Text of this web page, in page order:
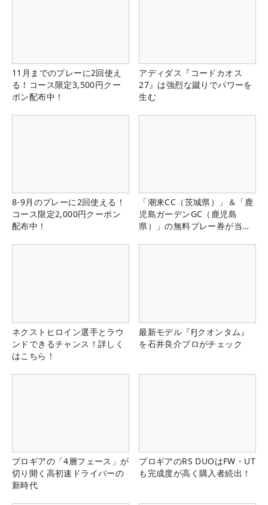
11月までのプレーに2回使え
る！コース限定3,500円クー
ポン配布中！
アディダス『コードカオス
27』は強烈な蹴りでパワーを
生む
8-9月のプレーに2回使える！
コース限定2,000円クーポン
配布中！
「潮来CC（茨城県）」＆「鹿
児島ガーデンGC（鹿児島
県）」の無料プレー券が当た
ネクストヒロイン選手とラウ
ンドできるチャンス！詳しく
はこちら！
最新モデル『FJクオンタム』
を石井良介プロがチェック
プロギアの「4層フェース」が
切り開く高初速ドライバーの
新時代
プロギアのRS DUOはFW・UT
も完成度が高く購入者続出！